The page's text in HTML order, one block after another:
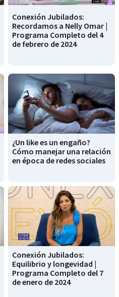
Conexión Jubilados:
Recordamos a Nelly Omar |
Programa Completo del 4
de febrero de 2024
¿Un like es un engaño?
Cómo manejar una relación
en época de redes sociales
Conexión Jubilados:
Equilibrio y longevidad |
Programa Completo del 7
de enero de 2024